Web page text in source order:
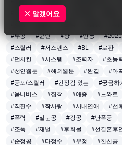
알겠어요
#계약관계
#일상
#회귀
#영지 #노력
#무공
#군인 #창 #만능
#스릴러
#서스펜스 #BL #로판
#먼치킨
#시스템 #조력자 #초능
#성인웹툰
#해외웹툰 #완결 #아
#공포/스릴러
#긴장감 있는 #궁금하
#옴니버스
#집착 #애증 #느와르
#직진수
#짝사랑 #사내연애 #선
#폭력
#실눈공 #강공 #난폭공
#조폭
#재벌 #후회물 #선결혼후
#순정공
#다정수 #우정 #헌신공